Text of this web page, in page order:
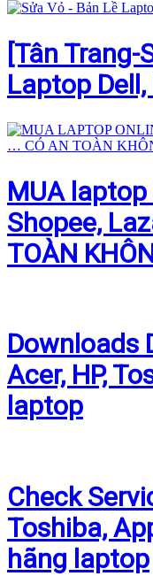
[Tân Trang-
Laptop Dell,
MUA laptop
Shopee,
TOÀN
Downloads
Acer, HP,
laptop
Check
Toshiba,
hãng laptop